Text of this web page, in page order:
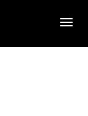
Toggle
navigation